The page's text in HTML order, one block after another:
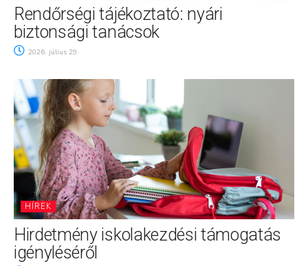
Rendőrségi tájékoztató: nyári
biztonsági tanácsok
2026. július 29.
HÍREK
Hirdetmény iskolakezdési támogatás
igényléséről